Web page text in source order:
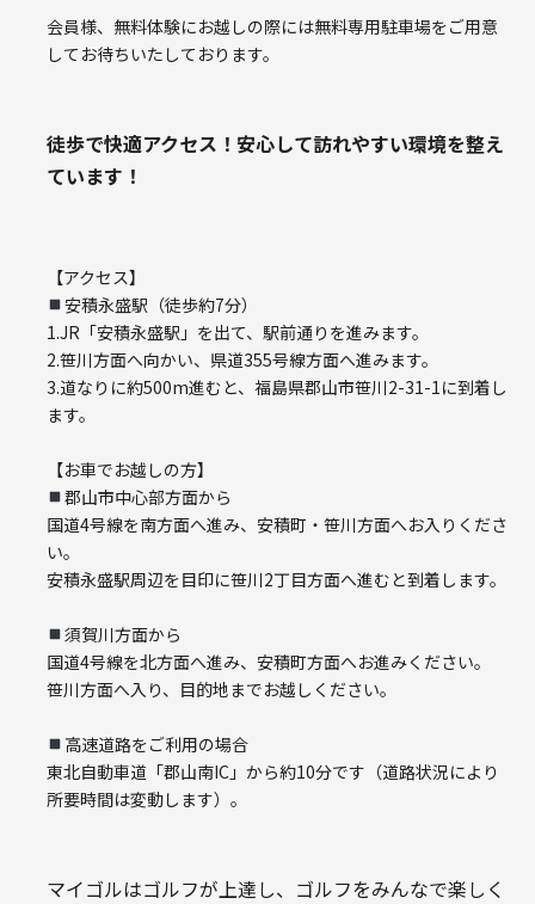
会員様、無料体験にお越しの際には無料専用駐車場をご用意
してお待ちいたしております。
徒歩で快適アクセス！安心して訪れやすい環境を整え
ています！
【アクセス】
安積永盛駅（徒歩約7分）
1.JR「安積永盛駅」を出て、駅前通りを進みます。
2.笹川方面へ向かい、県道355号線方面へ進みます。
3.道なりに約500m進むと、福島県郡山市笹川2-31-1に到着し
ます。
【お車でお越しの方】
郡山市中心部方面から
国道4号線を南方面へ進み、安積町・笹川方面へお入りくださ
い。
安積永盛駅周辺を目印に笹川2丁目方面へ進むと到着します。
須賀川方面から
国道4号線を北方面へ進み、安積町方面へお進みください。
笹川方面へ入り、目的地までお越しください。
高速道路をご利用の場合
東北自動車道「郡山南IC」から約10分です（道路状況により
所要時間は変動します）。
マイゴルはゴルフが上達し、ゴルフをみんなで楽しく